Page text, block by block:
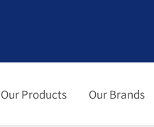
Our Products Our Brands